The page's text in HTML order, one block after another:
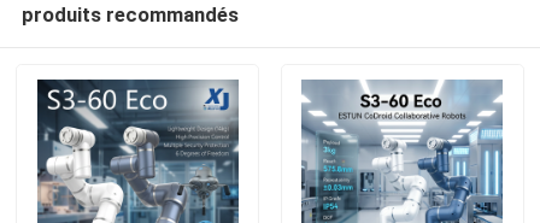
produits recommandés